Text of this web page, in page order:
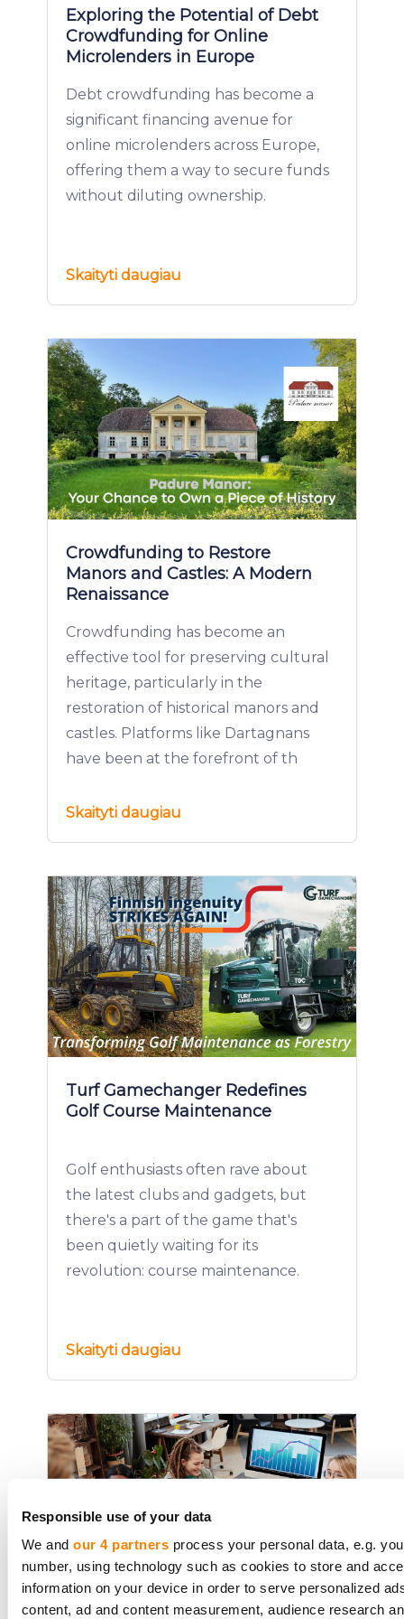
Responsible use of your data
We and our 4 partnersprocess your personal data, e.g.
number, using technology such as cookies to store and
information on your device in order to serve personalized
content, ad and content measurement, audience research
Exploring the Potential of Debt
Crowdfunding for Online
Microlenders in Europe
Debt crowdfunding has become a
significant financing avenue for
online microlenders across Europe,
offering them a way to secure funds
without diluting ownership.
Skaityti daugiau
Crowdfunding to Restore
Manors and Castles: A Modern
Renaissance
Crowdfunding has become an
effective tool for preserving cultural
heritage, particularly in the
restoration of historical manors and
castles. Platforms like Dartagnans
have been at the forefront of th
Skaityti daugiau
Turf Gamechanger Redefines
Golf Course Maintenance
Golf enthusiasts often rave about
the latest clubs and gadgets, but
there's a part of the game that's
been quietly waiting for its
revolution: course maintenance.
Skaityti daugiau